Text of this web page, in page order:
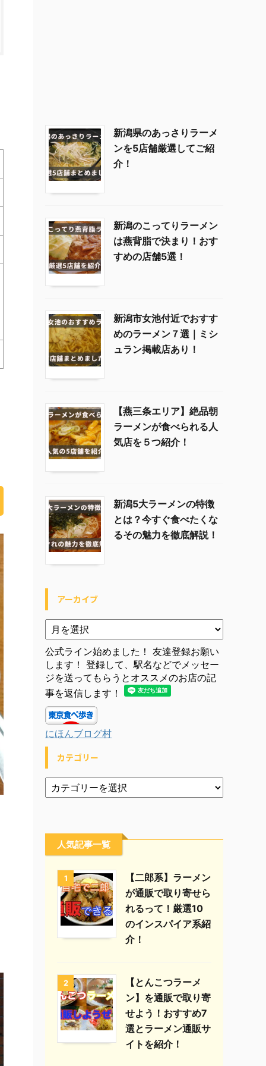
新潟県のあっさりラーメ
ンを5店舗厳選してご紹
介！
新潟のこってりラーメン
は燕背脂で決まり！おす
すめの店舗5選！
新潟市女池付近でおすす
めのラーメン７選｜ミシ
ュラン掲載店あり！
【燕三条エリア】絶品朝
ラーメンが食べられる人
気店を５つ紹介！
新潟5大ラーメンの特徴
とは？今すぐ食べたくな
るその魅力を徹底解説！
アーカイブ
公式ライン始めました！ 友達登録お願い
します！ 登録して、駅名などでメッセー
ジを送ってもらうとオススメのお店の記
事を返信します！
にほんブログ村
カテゴリー
人気記事一覧
1
【二郎系】ラーメン
が通販で取り寄せら
れるって！厳選10
のインスパイア系紹
介！
2
【とんこつラーメ
ン】を通販で取り寄
せよう！おすすめ7
選とラーメン通販サ
イトを紹介！